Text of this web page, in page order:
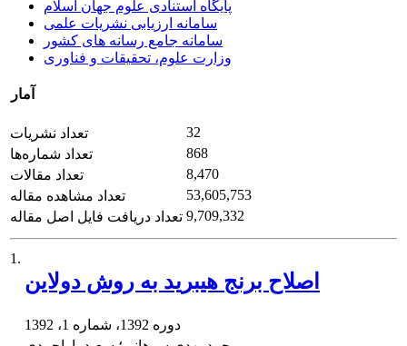
پایگاه استنادی علوم جهان اسلام
سامانه ارزیابی نشریات علمی
سامانه جامع رسانه های کشور
وزارت علوم، تحقیقات و فناوری
آمار
تعداد نشریات
32
تعداد شماره‌ها
868
تعداد مقالات
8,470
تعداد مشاهده مقاله
53,605,753
تعداد دریافت فایل اصل مقاله 9,709,332
1.
اصلاح برنج هیبرید به روش دولاین
دوره 1392، شماره 1، 1392